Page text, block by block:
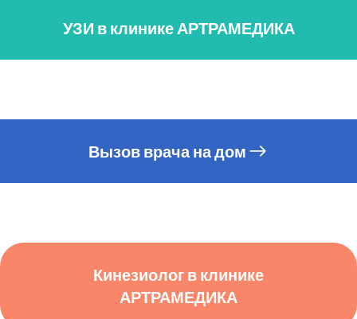
УЗИ в клинике АРТРАМЕДИКА
Вызов врача на дом
Кинезиолог в клинике
АРТРАМЕДИКА